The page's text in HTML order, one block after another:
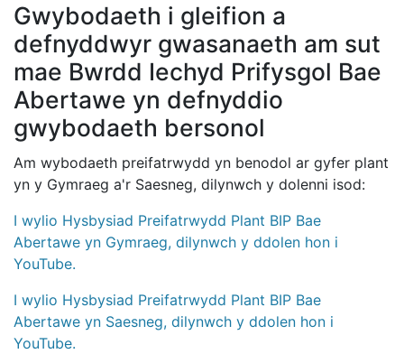
Gwybodaeth i gleifion a
defnyddwyr gwasanaeth am sut
mae Bwrdd Iechyd Prifysgol Bae
Abertawe yn defnyddio
gwybodaeth bersonol
Am wybodaeth preifatrwydd yn benodol ar gyfer plant
yn y Gymraeg a'r Saesneg, dilynwch y dolenni isod:
I wylio Hysbysiad Preifatrwydd Plant BIP Bae
Abertawe yn Gymraeg, dilynwch y ddolen hon i
YouTube.
I wylio Hysbysiad Preifatrwydd Plant BIP Bae
Abertawe yn Saesneg, dilynwch y ddolen hon i
YouTube.